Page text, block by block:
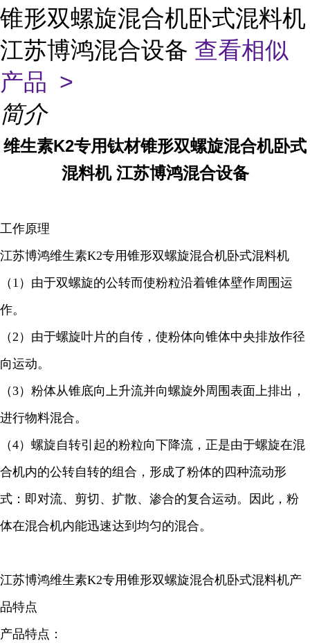
锥形双螺旋混合机卧式混料机
江苏博鸿混合设备 查看相似
产品 >
简介
维生素K2专用钛材锥形双螺旋混合机卧式
混料机 江苏博鸿混合设备
工作原理
江苏博鸿维生素K2专用锥形双螺旋混合机卧式混料机
（1）由于双螺旋的公转而使粉粒沿着锥体壁作周围运
作。
（2）由于螺旋叶片的自传，使粉体向锥体中央排放作径
向运动。
（3）粉体从锥底向上升流并向螺旋外周围表面上排出，
进行物料混合。
（4）螺旋自转引起的粉粒向下降流，正是由于螺旋在混
合机内的公转自转的组合，形成了粉体的四种流动形
式：即对流、剪切、扩散、渗合的复合运动。因此，粉
体在混合机内能迅速达到均匀的混合。
江苏博鸿维生素K2专用锥形双螺旋混合机卧式混料机产
品特点
产品特点：